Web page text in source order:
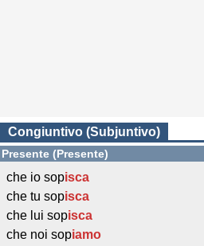
Congiuntivo (Subjuntivo)
Presente (Presente)
che io sopisca
che tu sopisca
che lui sopisca
che noi sopiamo